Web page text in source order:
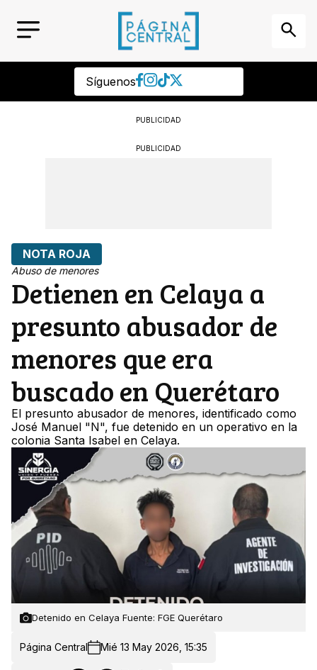
Síguenos
PUBLICIDAD
PUBLICIDAD
NOTA ROJA
Abuso de menores
Detienen en Celaya a
presunto abusador de
menores que era
buscado en Querétaro
El presunto abusador de menores, identificado como
José Manuel "N", fue detenido en un operativo en la
colonia Santa Isabel en Celaya.
Detenido en Celaya Fuente: FGE Querétaro
Página Central Mié 13 May 2026, 15:35